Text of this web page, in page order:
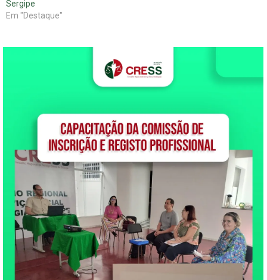
Sergipe
Em "Destaque"